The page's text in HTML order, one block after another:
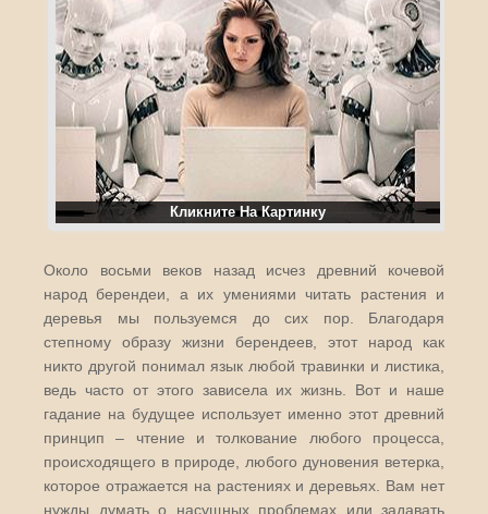
Кликните На Картинку
Около восьми веков назад исчез древний кочевой
народ берендеи, а их умениями читать растения и
деревья мы пользуемся до сих пор. Благодаря
степному образу жизни берендеев, этот народ как
никто другой понимал язык любой травинки и листика,
ведь часто от этого зависела их жизнь. Вот и наше
гадание на будущее использует именно этот древний
принцип – чтение и толкование любого процесса,
происходящего в природе, любого дуновения ветерка,
которое отражается на растениях и деревьях. Вам нет
нужды думать о насущных проблемах или задавать